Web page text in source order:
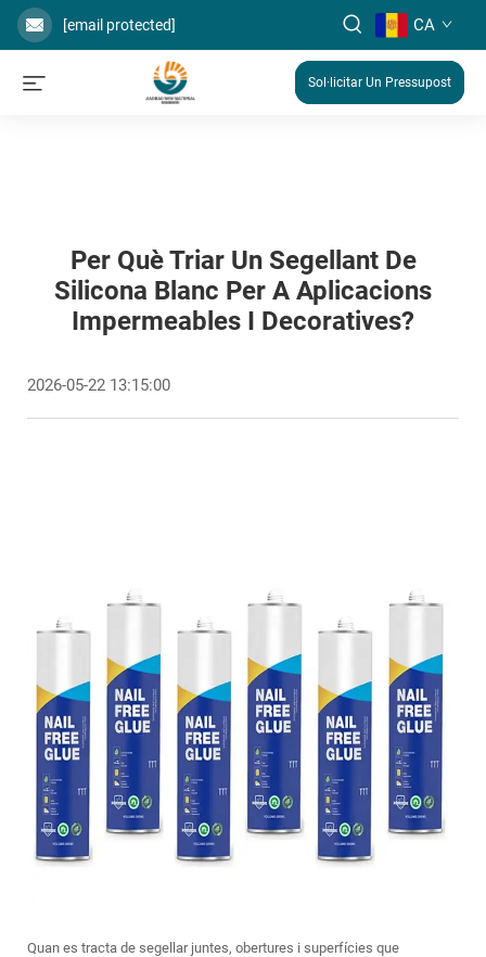
[email protected] CA
Sol·licitar Un Pressupost
Per Què Triar Un Segellant De
Silicona Blanc Per A Aplicacions
Impermeables I Decoratives?
2026-05-22 13:15:00
Quan es tracta de segellar juntes, obertures i superfícies que